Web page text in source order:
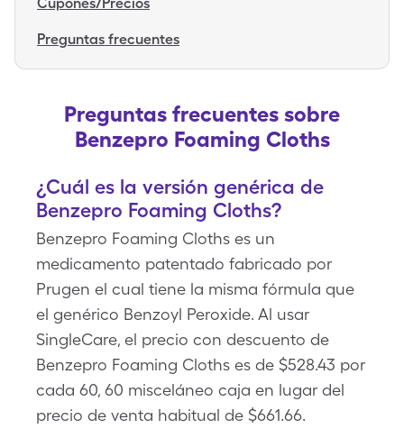
Preguntas frecuentes
Preguntas frecuentes sobre
Benzepro Foaming Cloths
¿Cuál es la versión genérica de
Benzepro Foaming Cloths?
Benzepro Foaming Cloths es un
medicamento patentado fabricado por
Prugen el cual tiene la misma fórmula que
el genérico Benzoyl Peroxide. Al usar
SingleCare, el precio con descuento de
Benzepro Foaming Cloths es de $528.43 por
cada 60, 60 misceláneo caja en lugar del
precio de venta habitual de $661.66.